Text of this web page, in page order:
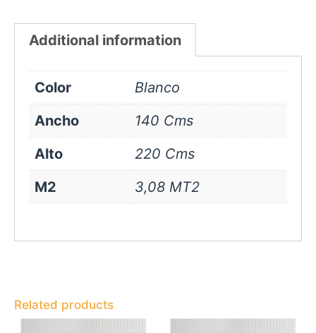
Additional information
Color
Blanco
Ancho
140 Cms
Alto
220 Cms
M2
3,08 MT2
Related products